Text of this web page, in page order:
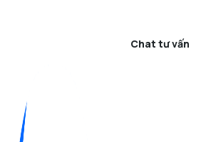
Chat tư vấn